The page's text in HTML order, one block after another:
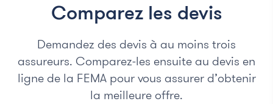
Comparez les devis
Demandez des devis à au moins trois
assureurs. Comparez-les ensuite au devis en
ligne de la FEMA pour vous assurer d’obtenir
la meilleure offre.